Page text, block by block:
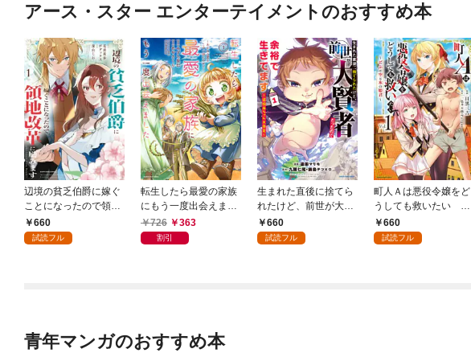
アース・スター エンターテイメントのおすすめ本
辺境の貧乏伯爵に嫁ぐ
ことになったので領地
改革に励みます ～th
e letter from Boule～１
660
試読フル
転生したら最愛の家族
にもう一度出会えまし
た ～あふれる愛をこ
の一皿にのせて～１
726 363
割引
生まれた直後に捨てら
れたけど、前世が大賢
者だったので余裕で生
きてます ～最強赤ち
660
試読フル
町人Ａは悪役令嬢をど
うしても救いたい ～
どぶと空と氷の姫君～
１
660
試読フル
青年マンガのおすすめ本